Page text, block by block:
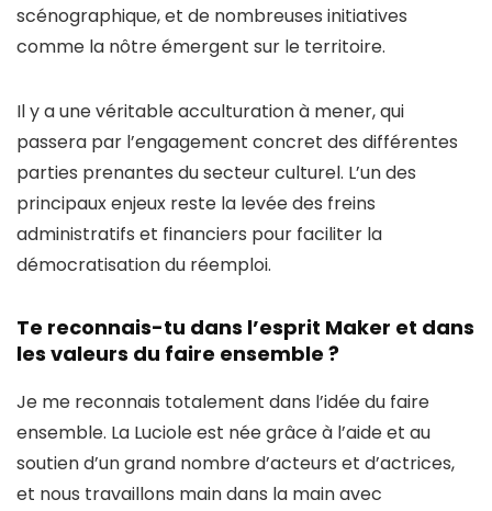
scénographique, et de nombreuses initiatives
comme la nôtre émergent sur le territoire.
Il y a une véritable acculturation à mener, qui
passera par l’engagement concret des différentes
parties prenantes du secteur culturel. L’un des
principaux enjeux reste la levée des freins
administratifs et financiers pour faciliter la
démocratisation du réemploi.
Te reconnais-tu dans l’esprit Maker et dans
les valeurs du faire ensemble ?
Je me reconnais totalement dans l’idée du faire
ensemble. La Luciole est née grâce à l’aide et au
soutien d’un grand nombre d’acteurs et d’actrices,
et nous travaillons main dans la main avec